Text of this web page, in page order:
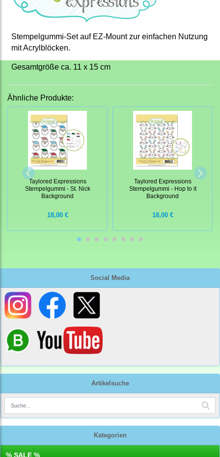
Social Media
Artikelsuche
Kategorien
% SALE %
Stempelgummi-Set auf EZ-Mount zur einfachen Nutzung
mit Acrylblöcken.
Gesamtgröße ca. 11 x 15 cm
Ähnliche Produkte:
Taylored Expressions
Stempelgummi - St. Nick
Background
18,00 €
Taylored Expressions
Stempelgummi - Hop to it
Background
18,00 €